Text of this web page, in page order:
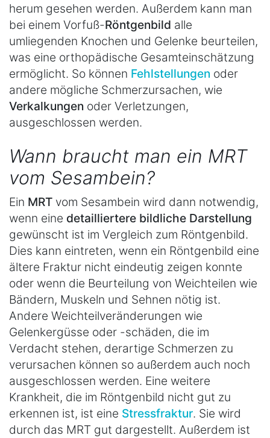
herum gesehen werden. Außerdem kann man
bei einem Vorfuß-Röntgenbild alle
umliegenden Knochen und Gelenke beurteilen,
was eine orthopädische Gesamteinschätzung
ermöglicht. So können Fehlstellungen oder
andere mögliche Schmerzursachen, wie
Verkalkungen oder Verletzungen,
ausgeschlossen werden.
Wann braucht man ein MRT
vom Sesambein?
Ein MRT vom Sesambein wird dann notwendig,
wenn eine detailliertere bildliche Darstellung
gewünscht ist im Vergleich zum Röntgenbild.
Dies kann eintreten, wenn ein Röntgenbild eine
ältere Fraktur nicht eindeutig zeigen konnte
oder wenn die Beurteilung von Weichteilen wie
Bändern, Muskeln und Sehnen nötig ist.
Andere Weichteilveränderungen wie
Gelenkergüsse oder -schäden, die im
Verdacht stehen, derartige Schmerzen zu
verursachen können so außerdem auch noch
ausgeschlossen werden. Eine weitere
Krankheit, die im Röntgenbild nicht gut zu
erkennen ist, ist eine Stressfraktur. Sie wird
durch das MRT gut dargestellt. Außerdem ist